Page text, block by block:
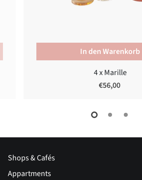
In den Warenkorb
4 x Marille
€56,00
Shops & Cafés
Appartments